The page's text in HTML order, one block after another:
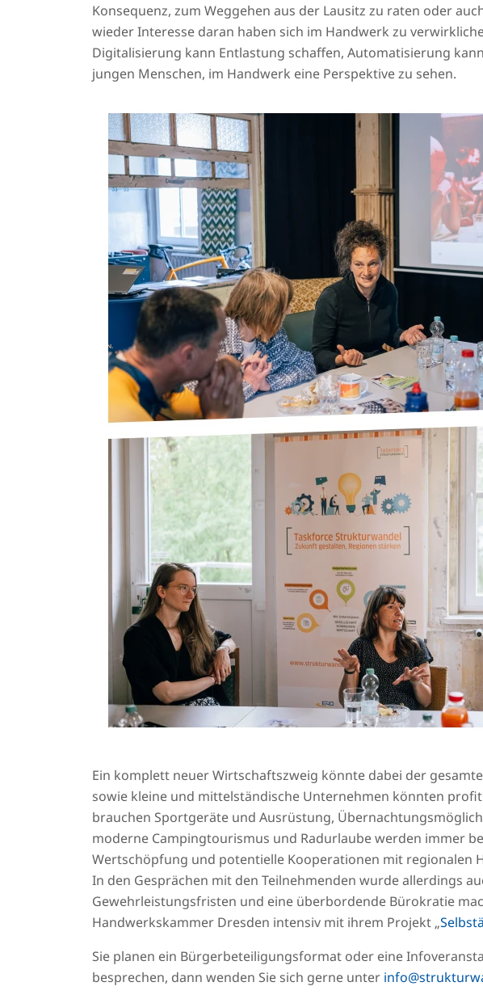
Konsequenz, zum Weggehen aus der Lausitz zu raten oder
wieder Interesse daran haben sich im Handwerk zu
Digitalisierung kann Entlastung schaffen, Automatisierung
jungen Menschen, im Handwerk eine Perspektive zu sehen.
Ein komplett neuer Wirtschaftszweig könnte dabei der
sowie kleine und mittelständische Unternehmen könnten
brauchen Sportgeräte und Ausrüstung,
moderne Campingtourismus und Radurlaube werden immer
Wertschöpfung und potentielle Kooperationen mit regionalen
In den Gesprächen mit den Teilnehmenden wurde allerdings
Gewehrleistungsfristen und eine überbordende Bürokratie
Handwerkskammer Dresden intensiv mit ihrem Projekt „
Sie planen ein Bürgerbeteiligungsformat oder eine
besprechen, dann wenden Sie sich gerne unter